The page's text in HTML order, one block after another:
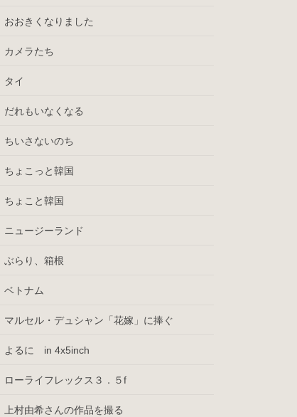
おおきくなりました
カメラたち
タイ
だれもいなくなる
ちいさないのち
ちょこっと韓国
ちょこと韓国
ニュージーランド
ぶらり、箱根
ベトナム
マルセル・デュシャン「花嫁」に捧ぐ
よるに in 4x5inch
ローライフレックス３．５f
上村由希さんの作品を撮る